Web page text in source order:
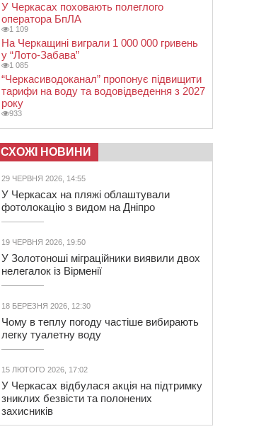
У Черкасах поховають полеглого
оператора БпЛА
1 109
На Черкащині виграли 1 000 000 гривень
у “Лото-Забава”
1 085
“Черкасиводоканал” пропонує підвищити
тарифи на воду та водовідведення з 2027
року
933
СХОЖІ НОВИНИ
29 ЧЕРВНЯ 2026, 14:55
У Черкасах на пляжі облаштували
фотолокацію з видом на Дніпро
19 ЧЕРВНЯ 2026, 19:50
У Золотоноші міграційники виявили двох
нелегалок із Вірменії
18 БЕРЕЗНЯ 2026, 12:30
Чому в теплу погоду частіше вибирають
легку туалетну воду
15 ЛЮТОГО 2026, 17:02
У Черкасах відбулася акція на підтримку
зниклих безвісти та полонених
захисників